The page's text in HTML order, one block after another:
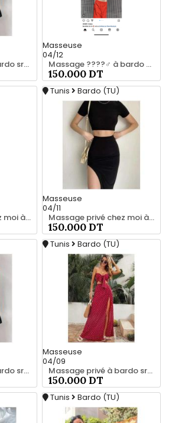
Massage privé à bardo srd 55066248
Masseuse
04/12
Massage ????‍♂️ à bardo srd 20466285
150.000 DT
Massage privé chez moi à bardo srd 20466285
Tunis Bardo (TU)
Masseuse
04/11
Massage privé chez moi à bardo srd 20466285
150.000 DT
Massage privé à bardo srd chez moi 55066248
Tunis Bardo (TU)
Masseuse
04/09
Massage privé à bardo srd 20466285
150.000 DT
Tunis Bardo (TU)